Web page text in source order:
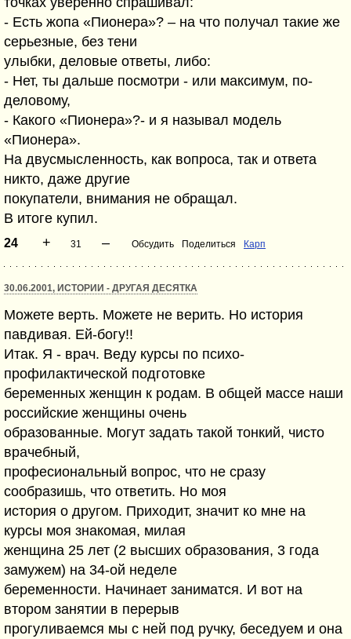
- Есть жопа «Пионера»? – на что получал такие же
серьезные, без тени
улыбки, деловые ответы, либо:
- Нет, ты дальше посмотри - или максимум, по-
деловому,
- Какого «Пионера»?- и я называл модель
«Пионера».
На двусмысленность, как вопроса, так и ответа
никто, даже другие
покупатели, внимания не обращал.
В итоге купил.
24 + 31 – Обсудить Поделиться Карп
30.06.2001, ИСТОРИИ - ДРУГАЯ ДЕСЯТКА
Можете верть. Можете не верить. Но история
павдивая. Ей-богу!!
Итак. Я - врач. Веду курсы по психо-
профилактической подготовке
беременных женщин к родам. В общей массе наши
российские женщины очень
образованные. Могут задать такой тонкий, чисто
врачебный,
професиональный вопрос, что не сразу
сообразишь, что ответить. Но моя
история о другом. Приходит, значит ко мне на
курсы моя знакомая, милая
женщина 25 лет (2 высших образования, 3 года
замужем) на 34-ой неделе
беременности. Начинает заниматся. И вот на
втором занятии в перерыв
прогуливаемся мы с ней под ручку, беседуем и она